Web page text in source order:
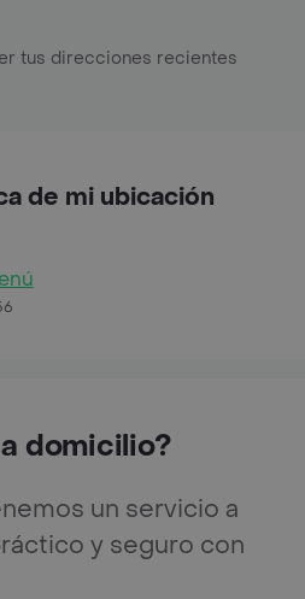
tus direcciones recientes
de mi ubicación
domicilio?
un servicio a
y seguro con